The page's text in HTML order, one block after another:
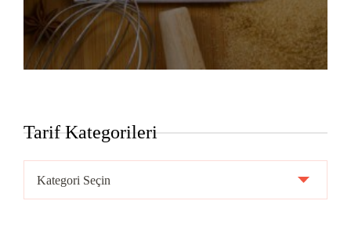
Tarif Kategorileri
Kategorileri